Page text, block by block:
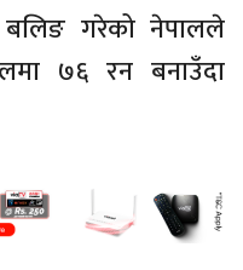
गरेको नेपालले
७६ रन बनाउँदा